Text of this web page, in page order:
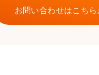
お問い合わせはこちら